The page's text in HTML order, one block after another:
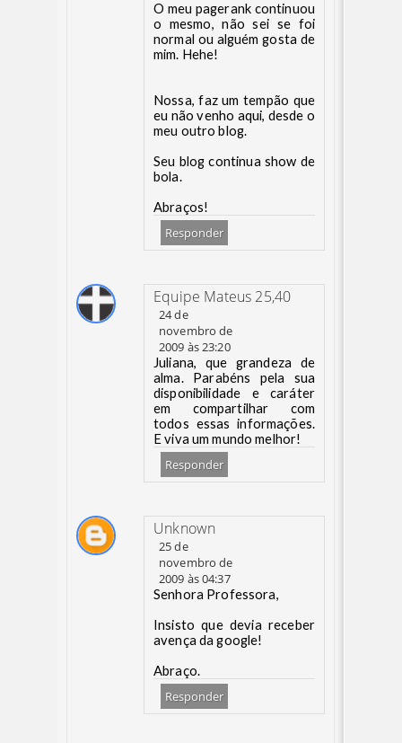
O meu pagerank continuou
o mesmo, não sei se foi
normal ou alguém gosta de
mim. Hehe!
Nossa, faz um tempão que
eu não venho aqui, desde o
meu outro blog.
Seu blog continua show de
bola.
Abraços!
Responder
Equipe Mateus 25,40
24 de
novembro de
2009 às 23:20
Juliana, que grandeza de
alma. Parabéns pela sua
disponibilidade e caráter
em compartilhar com
todos essas informações.
E viva um mundo melhor!
Responder
Unknown
25 de
novembro de
2009 às 04:37
Senhora Professora,
Insisto que devia receber
avença da google!
Abraço.
Responder